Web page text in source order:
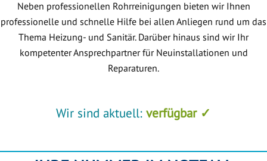
Neben professionellen Rohrreinigungen bieten wir Ihnen
professionelle und schnelle Hilfe bei allen Anliegen rund um das
Thema Heizung- und Sanitär. Darüber hinaus sind wir Ihr
kompetenter Ansprechpartner für Neuinstallationen und
Reparaturen.
Wir sind aktuell: verfügbar ✓